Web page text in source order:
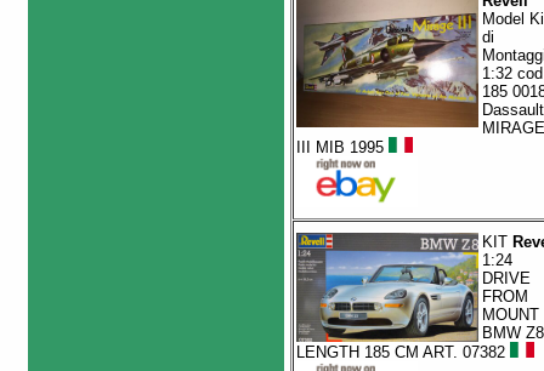
Model
di
1:32
185
Dassault
MIRAGE
III MIB 1995
KIT
1:24
DRIVE
FROM
MOUNT
BMW Z8
LENGTH 185 CM ART. 07382